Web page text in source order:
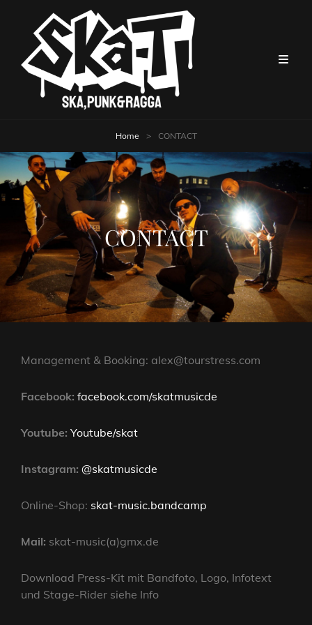
Home > CONTACT
CONTACT
Management & Booking: alex@tourstress.com
Facebook: facebook.com/skatmusicde
Youtube: Youtube/skat
Instagram: @skatmusicde
Online-Shop: skat-music.bandcamp
Mail: skat-music(a)gmx.de
Download Press-Kit mit Bandfoto, Logo, Infotext
und Stage-Rider siehe Info